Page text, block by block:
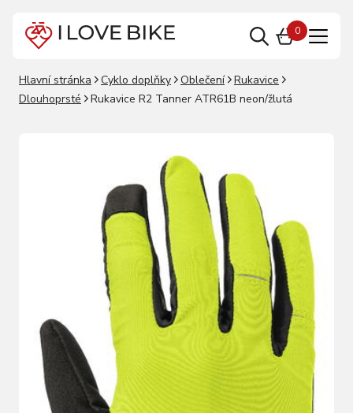
0
Hlavní stránka Cyklo doplňky Oblečení
Rukavice
Dlouhoprsté
Rukavice R2 Tanner ATR61B neon/žlutá